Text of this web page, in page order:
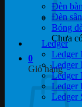
Chưa
0
Giỏ hàng
Đèn
Đèn
Bóng
Ledger
Ledger
Ledger
Ledger
Ledger
Ledger